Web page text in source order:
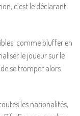
c’est le déclarant
comme bluffer en
le joueur sur le
se tromper alors
les nationalités,